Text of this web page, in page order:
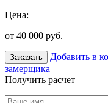
Цена:
от 40 000 руб.
Заказать Добавить в
замерщика
Получить расчет